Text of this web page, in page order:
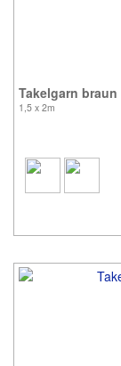
Takelgarn
1,5 x 2m